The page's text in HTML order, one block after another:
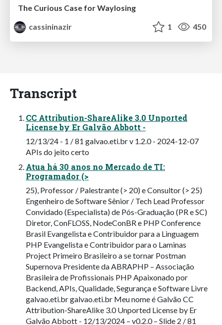
The Curious Case for Waylosing
cassininazir
1 450
Transcript
CC Attribution-ShareAlike 3.0 Unported
License by Er Galvão Abbott -
12/13/24 - 1 / 81 galvao.eti.br v 1.2.0 - 2024-12-07
APIs do jeito certo
Atua há 30 anos no Mercado de TI:
Programador (>
25), Professor / Palestrante (> 20) e Consultor (> 25)
Engenheiro de Software Sênior / Tech Lead Professor
Convidado (Especialista) de Pós-Graduação (PR e SC)
Diretor, ConFLOSS, NodeConBR e PHP Conference
Brasil Evangelista e Contribuidor para a Linguagem
PHP Evangelista e Contribuidor para o Laminas
Project Primeiro Brasileiro a se tornar Postman
Supernova Presidente da ABRAPHP – Associação
Brasileira de Profissionais PHP Apaixonado por
Backend, APIs, Qualidade, Segurança e Software Livre
galvao.eti.br galvao.eti.br Meu nome é Galvão CC
Attribution-ShareAlike 3.0 Unported License by Er
Galvão Abbott - 12/13/2024 – v0.2.0 – Slide 2 / 81